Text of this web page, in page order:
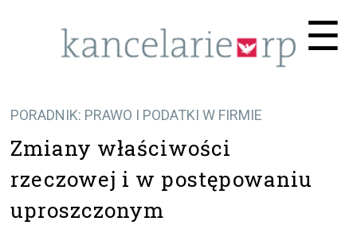
☰
PORADNIK: PRAWO I PODATKI W FIRMIE
Zmiany właściwości
rzeczowej i w postępowaniu
uproszczonym